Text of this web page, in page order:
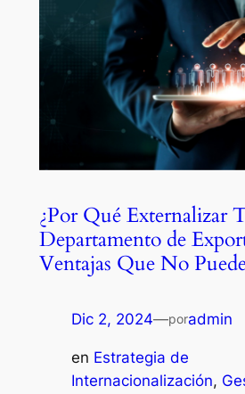
¿Por Qué Externalizar
Departamento de
Ventajas Que No
Dic 2, 2024—poradmin
en Estrategia de
Internacionalización,